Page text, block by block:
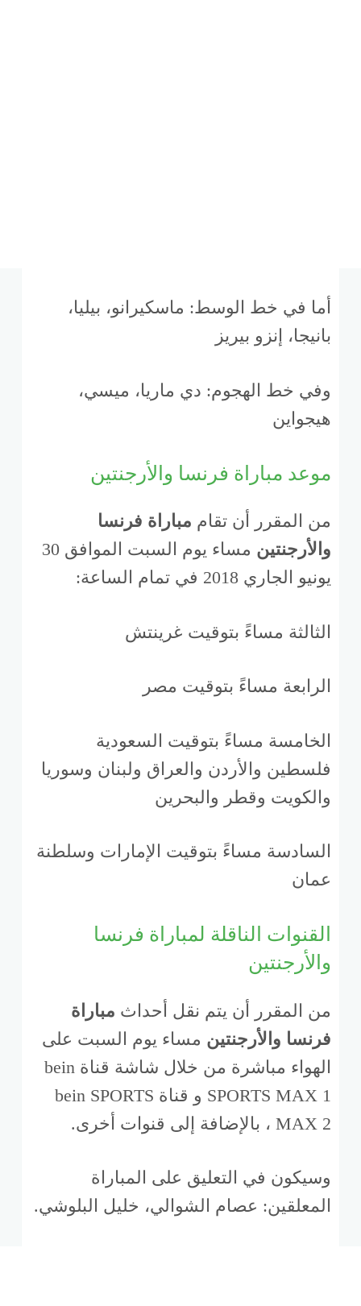
أما في خط الوسط: ماسكيرانو، بيليا،
بانيجا، إنزو بيريز
وفي خط الهجوم: دي ماريا، ميسي،
هيجواين
موعد مباراة فرنسا والأرجنتين
من المقرر أن تقام مباراة فرنسا
والأرجنتين
مساء يوم السبت الموافق 30
يونيو الجاري 2018 في تمام الساعة:
الثالثة مساءً بتوقيت غرينتش
الرابعة مساءً بتوقيت مصر
الخامسة مساءً بتوقيت السعودية
فلسطين والأردن والعراق ولبنان وسوريا
والكويت وقطر والبحرين
السادسة مساءً بتوقيت الإمارات وسلطنة
عمان
القنوات الناقلة لمباراة فرنسا
والأرجنتين
من المقرر أن يتم نقل أحداث مباراة
فرنسا والأرجنتين مساء يوم السبت على
الهواء مباشرة من خلال شاشة قناة bein
SPORTS MAX 1 و قناة bein SPORTS
MAX 2 ، بالإضافة إلى قنوات أخرى.
وسيكون في التعليق على المباراة
المعلقين: عصام الشوالي، خليل البلوشي.